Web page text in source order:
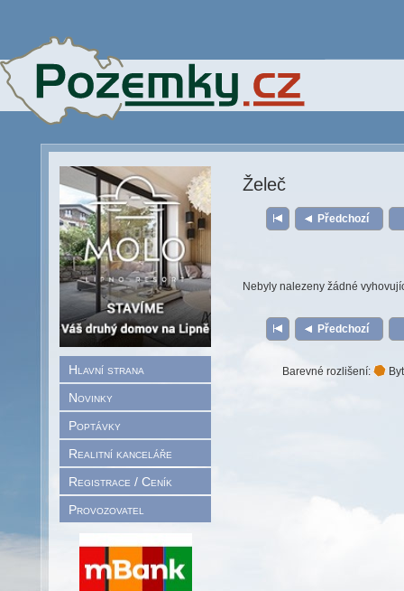
Hlavní strana
Novinky
Poptávky
Realitní kanceláře
Registrace / Ceník
Provozovatel
Želeč
Předchozí
Nebyly nalezeny žádné
Předchozí
Barevné rozlišení: